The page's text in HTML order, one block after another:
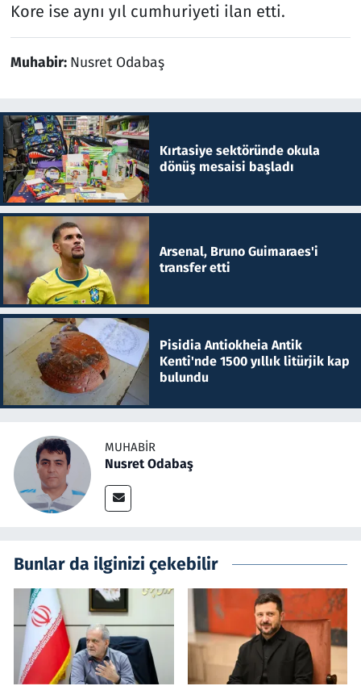
Kore ise aynı yıl cumhuriyeti ilan etti.
Muhabir: Nusret Odabaş
Kırtasiye sektöründe okula
dönüş mesaisi başladı
Arsenal, Bruno Guimaraes'i
transfer etti
Pisidia Antiokheia Antik
Kenti'nde 1500 yıllık litürjik kap
bulundu
MUHABIR
Nusret Odabaş
Bunlar da ilginizi çekebilir